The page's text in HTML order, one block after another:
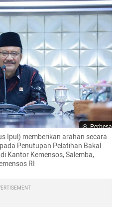
Perbesar
Ipul) memberikan arahan secara
Penutupan Pelatihan Bakal
Kantor Kemensos, Salemba,
RI